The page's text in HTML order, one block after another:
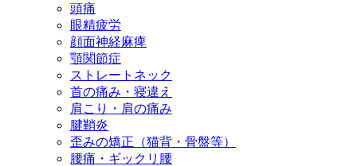
頭痛
眼精疲労
顔面神経麻痺
顎関節症
ストレートネック
首の痛み・寝違え
肩こり・肩の痛み
腱鞘炎
歪みの矯正（猫背・骨盤等）
腰痛・ギックリ腰